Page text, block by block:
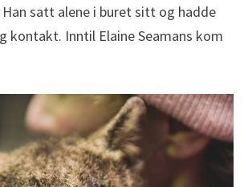
satt alene i buret sitt og hadde
kontakt. Inntil Elaine Seamans kom